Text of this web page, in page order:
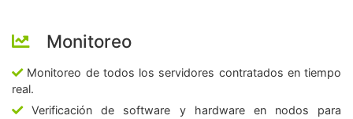
Monitoreo
Monitoreo de todos los servidores contratados en tiempo
real.
Verificación de software y hardware en nodos para